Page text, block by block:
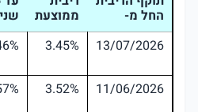
החל מ- ממוצעת
13/07/2026
3.45%
11/06/2026
3.52%